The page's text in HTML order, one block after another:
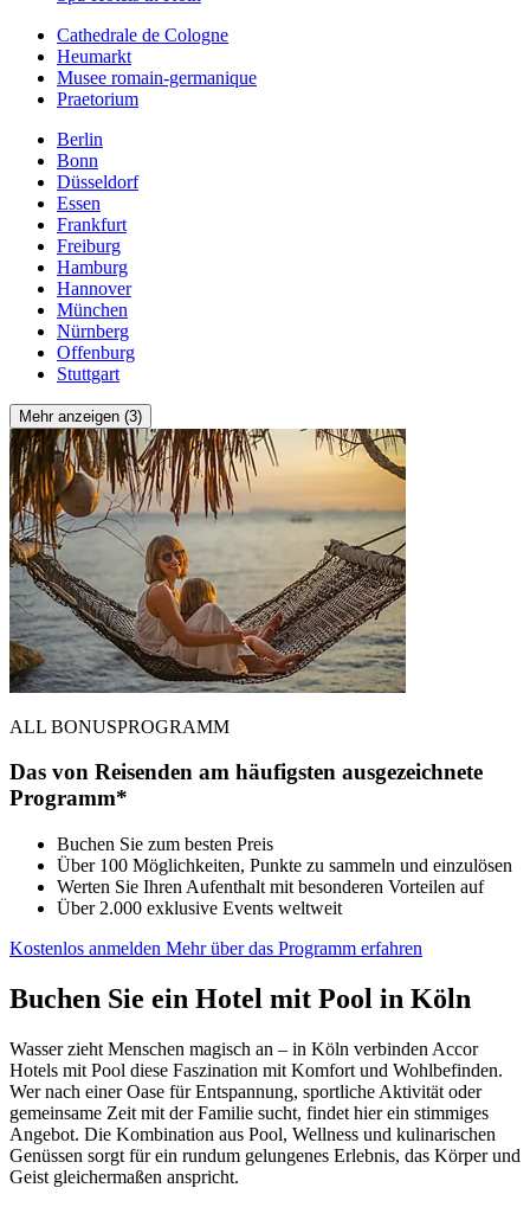
Cathedrale de Cologne
Heumarkt
Musee romain-germanique
Praetorium
Berlin
Bonn
Düsseldorf
Essen
Frankfurt
Freiburg
Hamburg
Hannover
München
Nürnberg
Offenburg
Stuttgart
Mehr anzeigen (3)
ALL BONUSPROGRAMM
Das von Reisenden am häufigsten ausgezeichnete
Programm*
Buchen Sie zum besten Preis
Über 100 Möglichkeiten, Punkte zu sammeln und einzulösen
Werten Sie Ihren Aufenthalt mit besonderen Vorteilen auf
Über 2.000 exklusive Events weltweit
Kostenlos anmelden Mehr über das Programm erfahren
Buchen Sie ein Hotel mit Pool in Köln
Wasser zieht Menschen magisch an – in Köln verbinden Accor
Hotels mit Pool diese Faszination mit Komfort und Wohlbefinden.
Wer nach einer Oase für Entspannung, sportliche Aktivität oder
gemeinsame Zeit mit der Familie sucht, findet hier ein stimmiges
Angebot. Die Kombination aus Pool, Wellness und kulinarischen
Genüssen sorgt für ein rundum gelungenes Erlebnis, das Körper und
Geist gleichermaßen anspricht.